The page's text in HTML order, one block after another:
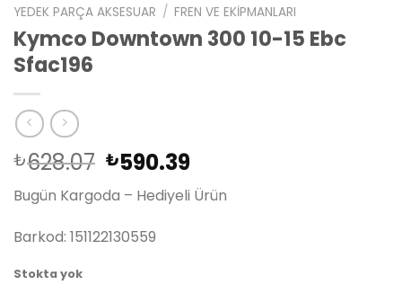
YEDEK PARÇA AKSESUAR / FREN VE EKIPMANLARI
Kymco Downtown 300 10-15 Ebc
Sfac196
₺628.07 Orijinal
fiyat:
₺628.07.
₺590.39Şu
andaki
fiyat:
Bugün Kargoda – Hediyeli Ürün
Barkod: 151122130559
Stokta yok